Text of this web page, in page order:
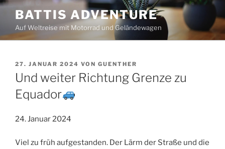
Zum
Inhalt
springen
BATTIS ADVENTURE
Auf Weltreise mit Motorrad und Geländewagen
VERÖFFENTLICHT
AM
27. JANUAR 2024 VON GUENTHER
Und weiter Richtung Grenze zu
Equador
24. Januar 2024
Viel zu früh aufgestanden. Der Lärm der Straße und die